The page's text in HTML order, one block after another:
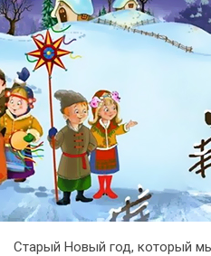
Старый Новый год, который